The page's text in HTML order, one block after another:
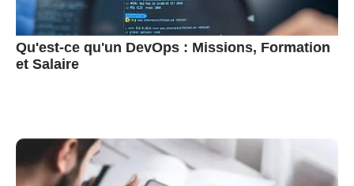
Qu'est-ce qu'un DevOps : Missions, Formation
et Salaire